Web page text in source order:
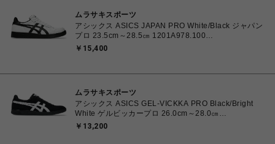
ムラサキスポーツ
アシックス ASICS JAPAN PRO White/Black ジャパン
プロ 23.5cm～28.5㎝ 1201A978.100
4550457071079 メンズ レディース スニーカー スケ
￥15,400
ムラサキスポーツ
アシックス ASICS GEL-VICKKA PRO Black/Bright
White ゲルビッカープロ 26.0cm～28.0㎝
1201A486.006 4570158997553 メンズ スニーカー
￥13,200